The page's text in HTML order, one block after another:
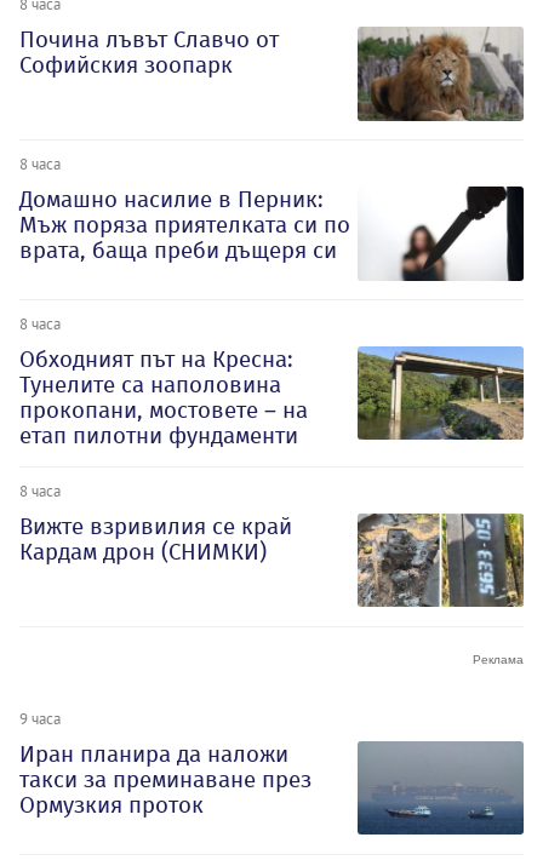
8 часа
Почина лъвът Славчо от
Софийския зоопарк
8 часа
Домашно насилие в Перник:
Мъж поряза приятелката си по
врата, баща преби дъщеря си
8 часа
Обходният път на Кресна:
Тунелите са наполовина
прокопани, мостовете – на
етап пилотни фундаменти
8 часа
Вижте взривилия се край
Кардам дрон (СНИМКИ)
9 часа
Иран планира да наложи
такси за преминаване през
Ормузкия проток